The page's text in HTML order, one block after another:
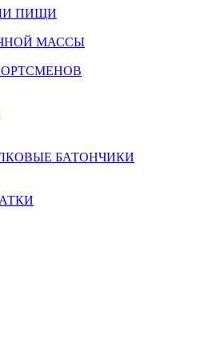
ПИЩИ
МАССЫ
БАТОНЧИКИ